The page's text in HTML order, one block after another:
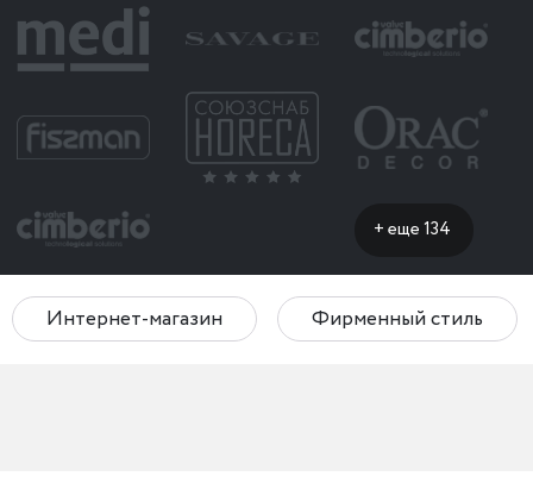
доставки доступна и привлекает внимание. Яркое
оформление сайта призвано вызывать позитивные
эмоции. Вся информация о скидках, акциях и
условиях доставки доступна и привлекает
внимание. »
+ еще 134
Интернет-магазин Фирменный стиль